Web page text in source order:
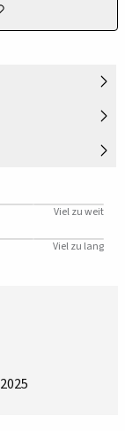
Viel zu weit
Viel zu lang